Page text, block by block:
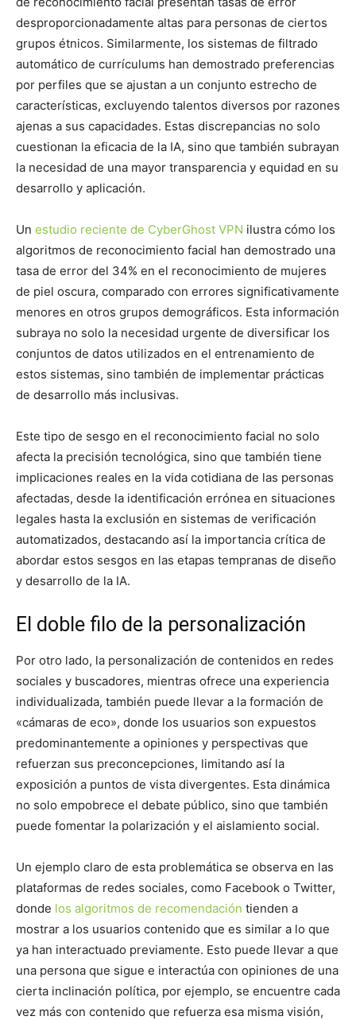
desproporcionadamente altas para personas de ciertos
grupos étnicos. Similarmente, los sistemas de filtrado
automático de currículums han demostrado preferencias
por perfiles que se ajustan a un conjunto estrecho de
características, excluyendo talentos diversos por razones
ajenas a sus capacidades. Estas discrepancias no solo
cuestionan la eficacia de la IA, sino que también subrayan
la necesidad de una mayor transparencia y equidad en su
desarrollo y aplicación.
Un estudio reciente de CyberGhost VPN ilustra cómo los
algoritmos de reconocimiento facial han demostrado una
tasa de error del 34% en el reconocimiento de mujeres
de piel oscura, comparado con errores significativamente
menores en otros grupos demográficos. Esta información
subraya no solo la necesidad urgente de diversificar los
conjuntos de datos utilizados en el entrenamiento de
estos sistemas, sino también de implementar prácticas
de desarrollo más inclusivas.
Este tipo de sesgo en el reconocimiento facial no solo
afecta la precisión tecnológica, sino que también tiene
implicaciones reales en la vida cotidiana de las personas
afectadas, desde la identificación errónea en situaciones
legales hasta la exclusión en sistemas de verificación
automatizados, destacando así la importancia crítica de
abordar estos sesgos en las etapas tempranas de diseño
y desarrollo de la IA.
El doble filo de la personalización
Por otro lado, la personalización de contenidos en redes
sociales y buscadores, mientras ofrece una experiencia
individualizada, también puede llevar a la formación de
«cámaras de eco», donde los usuarios son expuestos
predominantemente a opiniones y perspectivas que
refuerzan sus preconcepciones, limitando así la
exposición a puntos de vista divergentes. Esta dinámica
no solo empobrece el debate público, sino que también
puede fomentar la polarización y el aislamiento social.
Un ejemplo claro de esta problemática se observa en las
plataformas de redes sociales, como Facebook o Twitter,
donde los algoritmos de recomendación tienden a
mostrar a los usuarios contenido que es similar a lo que
ya han interactuado previamente. Esto puede llevar a que
una persona que sigue e interactúa con opiniones de una
cierta inclinación política, por ejemplo, se encuentre cada
vez más con contenido que refuerza esa misma visión,